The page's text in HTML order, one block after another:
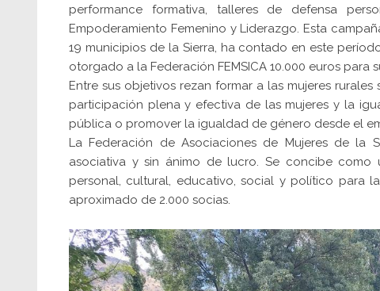
performance formativa, talleres de defensa
Empoderamiento Femenino y Liderazgo. Esta
19 municipios de la Sierra, ha contado en este
otorgado a la Federación FEMSICA 10.000 euros para
Entre sus objetivos rezan formar a las mujeres
participación plena y efectiva de las mujeres y la
pública o promover la igualdad de género desde el
La Federación de Asociaciones de Mujeres de la
asociativa y sin ánimo de lucro. Se concibe como
personal, cultural, educativo, social y político para
aproximado de 2.000 socias.